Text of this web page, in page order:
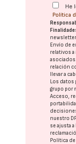
He
Política
Envío de
relativos
relación
llevar a
Los datos
grupo por
Acceso,
nuestro
se ajusta
Política